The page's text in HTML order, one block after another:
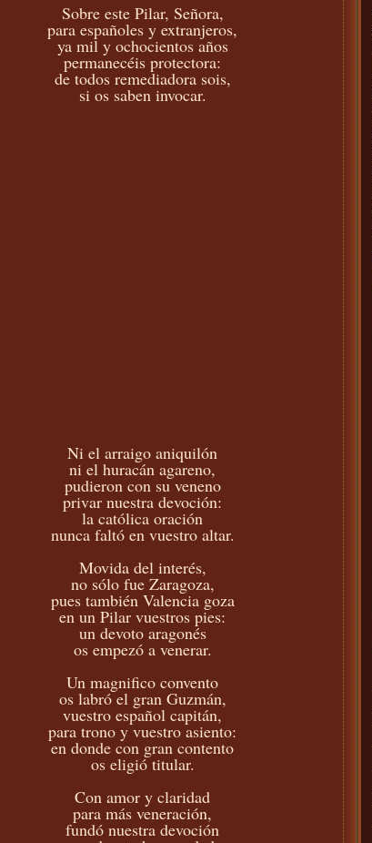
Sobre este Pilar, Señora,
para españoles y extranjeros,
ya mil y ochocientos años
permanecéis protectora:
de todos remediadora sois,
si os saben invocar.
Ni el arraigo aniquilón
ni el huracán agareno,
pudieron con su veneno
privar nuestra devoción:
la católica oración
nunca faltó en vuestro altar.
Movida del interés,
no sólo fue Zaragoza,
pues también Valencia goza
en un Pilar vuestros pies:
un devoto aragonés
os empezó a venerar.
Un magnifico convento
os labró el gran Guzmán,
vuestro español capitán,
para trono y vuestro asiento:
en donde con gran contento
os eligió titular.
Con amor y claridad
para más veneración,
fundó nuestra devoción